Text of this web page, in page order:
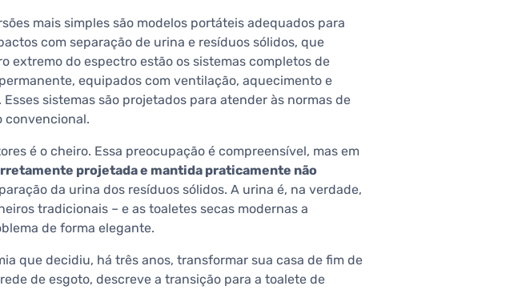
mais simples são modelos portáteis adequados para
com separação de urina e resíduos sólidos, que
extremo do espectro estão os sistemas completos de
equipados com ventilação, aquecimento e
sistemas são projetados para atender às normas de
convencional.
é o cheiro. Essa preocupação é compreensível, mas em
projetada e mantida praticamente não
da urina dos resíduos sólidos. A urina é, na verdade,
tradicionais – e as toaletes secas modernas a
de forma elegante.
que decidiu, há três anos, transformar sua casa de fim de
de esgoto, descreve a transição para a toalete de